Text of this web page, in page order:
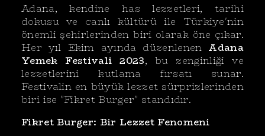
Adana, kendine has lezzetleri, tarihi
dokusu ve canlı kültürü ile Türkiye'nin
önemli şehirlerinden biri olarak öne çıkar.
Her yıl Ekim ayında düzenlenen Adana
Yemek Festivali 2023, bu zenginliği ve
lezzetlerini kutlama fırsatı sunar.
Festivalin en büyük lezzet sürprizlerinden
biri ise "Fikret Burger" standıdır.
Fikret Burger: Bir Lezzet Fenomeni